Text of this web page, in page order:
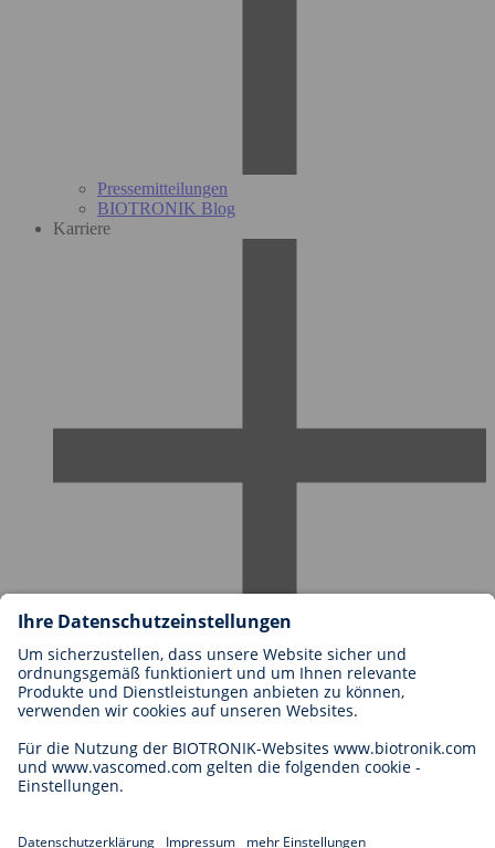
Pressemitteilungen
BIOTRONIK Blog
Karriere
Karriere bei BIOTRONIK
Einstieg
Bewerbung
Karrierechancen